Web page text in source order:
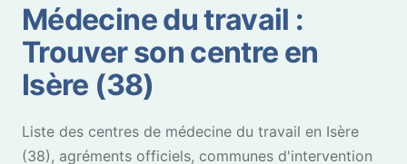
Médecine du travail :
Trouver son centre en
Isère (38)
Liste des centres de médecine du travail en Isère
(38), agréments officiels, communes d'intervention